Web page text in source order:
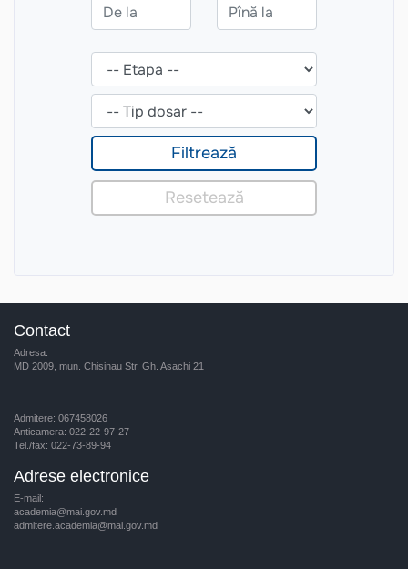
Contact
Adresa:
MD 2009, mun. Chisinau Str. Gh. Asachi 21
Admitere: 067458026
Anticamera: 022-22-97-27
Tel./fax: 022-73-89-94
Adrese electronice
E-mail:
academia@mai.gov.md
admitere.academia@mai.gov.md